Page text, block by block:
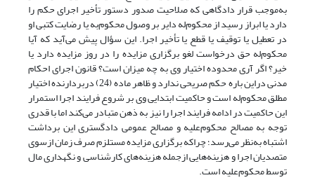
به‌موجب قرار دادگاهی که صلاحیت صدور دستور تأخیر اجرای حکم را
دارد یا ابراز رسید از محکوم‌له دایر بر وصول محکوم‌به یا رضایت کتبی او
در تعطیل یا توقیف یا قطع یا تأخیر اجرا. این سؤال پیش می‌آید که آیا
محکوم‌له حق درخواست لغو برگزاری مزایده را در روز مزایده دارد یا
خیر؟ اگر آری محدوده اختیار وی به چه میزان است؟ قانون اجرای احکام
مدنی دراین باره حکم صریحی ندارد و ظاهر ماده (24) دربردارنده اختیار
مطلق محکوم‌له است و حاکمیت ابتدایی وی بر شروع فرایند اجرا استمرار
این حاکمیت در ادامه فرایند اجرا را نیز به ذهن متبادر می‌کند اما با قدری
توجه به مصالح محکوم‌علیه و مصالح عمومی دادگستری این برداشت
اشتباه به‌نظر می‌رسد؛ چراکه برگزاری مزایده مستلزم صرف زمان ازسوی
متصدیان اجرا و هزینه‌هایی ازجمله هزینه‌های کارشناسی و نگهداری مال
توسط محکوم‌علیه است.